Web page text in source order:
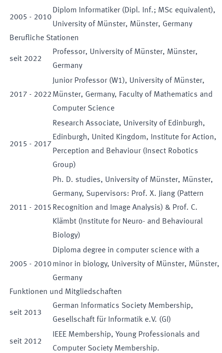
2005 - 2010
Diplom Informatiker (Dipl. Inf.; MSc equivalent),
University of Münster, Münster, Germany
Berufliche Stationen
seit 2022
Professor, University of Münster, Münster,
Germany
2017 - 2022
Junior Professor (W1), University of Münster,
Münster, Germany, Faculty of Mathematics and
Computer Science
2015 - 2017
Research Associate, University of Edinburgh,
Edinburgh, United Kingdom, Institute for Action,
Perception and Behaviour (Insect Robotics
Group)
2011 - 2015
Ph. D. studies, University of Münster, Münster,
Germany, Supervisors: Prof. X. Jiang (Pattern
Recognition and Image Analysis) & Prof. C.
Klämbt (Institute for Neuro- and Behavioural
Biology)
2005 - 2010
Diploma degree in computer science with a
minor in biology, University of Münster, Münster,
Germany
Funktionen und Mitgliedschaften
seit 2013
German Informatics Society Membership,
Gesellschaft für Informatik e.V. (GI)
seit 2012
IEEE Membership, Young Professionals and
Computer Society Membership.